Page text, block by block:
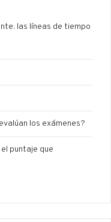
las líneas de tiempo
evalúan los exámenes?
puntaje que